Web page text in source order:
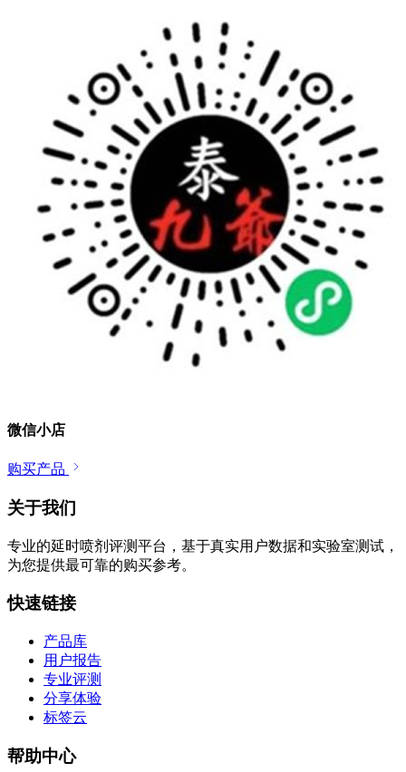
微信小店
购买产品
关于我们
专业的延时喷剂评测平台，基于真实用户数据和实验室测试，
为您提供最可靠的购买参考。
快速链接
产品库
用户报告
专业评测
分享体验
标签云
帮助中心